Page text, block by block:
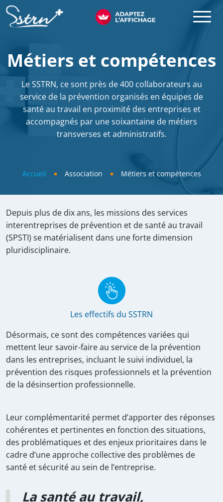
Aller au contenu principal
SSTRN
Métiers et compétences
Le SSTRN, ce sont près de 400 collaborateurs au
service de la prévention organisés en équipes de
santé au travail en proximité des entreprises et
accompagnés par une soixantaine de métiers
transverses et administratifs.
Accueil Association Métiers et compétences
Depuis plus de dix ans, les missions des services
interentreprises de prévention et de santé au travail
(SPSTI) se matérialisent dans une forte dimension
pluridisciplinaire.
Les effectifs du SSTRN
Désormais, ce sont des compétences variées qui
mettent leur savoir-faire au service de la prévention
dans les entreprises, incluant le suivi individuel, la
prévention des risques professionnels et la prévention
de la désinsertion professionnelle.
Leur complémentarité permet d’apporter des réponses
cohérentes et pertinentes en fonction des situations,
des problématiques et des enjeux prioritaires dans le
cadre d’une approche collective des problèmes de
santé et sécurité au sein de l’entreprise.
La santé au travail,